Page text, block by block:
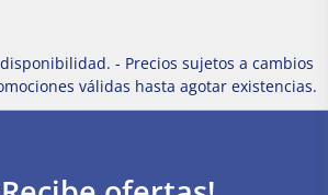
- Precios sujetos a cambios
válidas hasta agotar existencias.